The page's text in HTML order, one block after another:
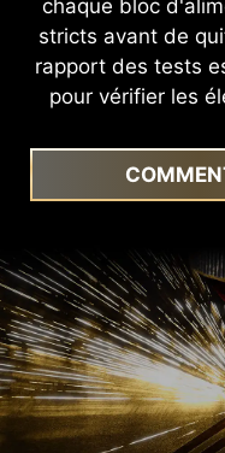
chaque bloc
stricts avant de
rapport des tests
pour vérifier les